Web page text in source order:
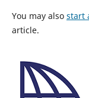
You may also start
article.